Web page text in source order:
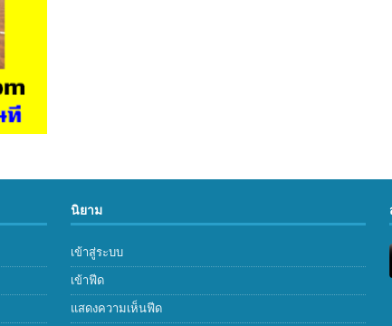
นิยาม
เข้าสู่ระบบ
เข้าฟีด
แสดงความเห็นฟีด